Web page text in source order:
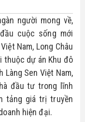
người mong về,
cuộc sống mới
Nam, Long Châu
thuộc dự án Khu đô
Làng Sen Việt Nam,
đầu tư trong lĩnh
tảng giá trị truyền
hiện đại.